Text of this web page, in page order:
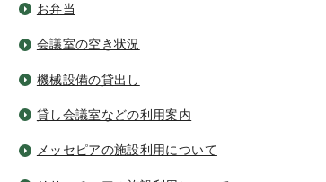
お弁当
会議室の空き状況
機械設備の貸出し
貸し会議室などの利用案内
メッセピアの施設利用について